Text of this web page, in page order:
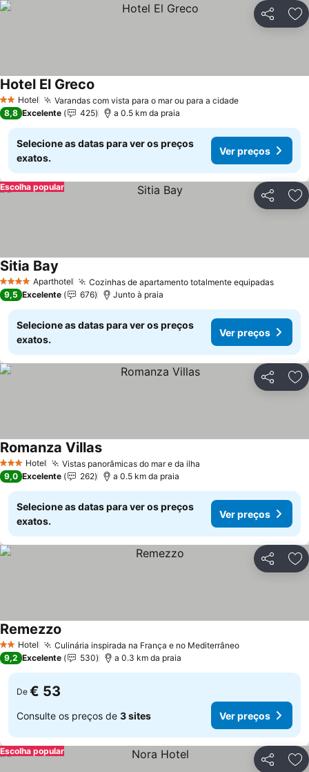
Partilhar
2 Estrelas
Hotel Varandas com vista para o mar ou para a cidade
Hotel El Greco
8,8 Excelente 425 a 0.5 km da praia
Selecione as datas para ver os preços
exatos.
Ver preços
Partilhar
Escolha popular
4 EstrelasAparthotel Cozinhas de apartamento totalmente equipadas
Sitia Bay
9,5 Excelente 676 Junto à praia
Selecione as datas para ver os preços
exatos.
Ver preços
Partilhar
3 EstrelasHotel Vistas panorâmicas do mar e da ilha
Romanza Villas
9,0 Excelente 262 a 0.5 km da praia
Selecione as datas para ver os preços
exatos.
Ver preços
Partilhar
2 Estrelas
Hotel Culinária inspirada na França e no Mediterrâneo
Remezzo
9,2 Excelente 530 a 0.3 km da praia
De € 53
Consulte os preços de 3 sites Ver preços
Partilhar
Escolha popular